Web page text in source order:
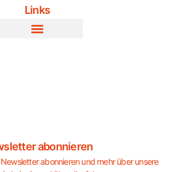
Links
abonnieren
abonnieren und mehr über unsere